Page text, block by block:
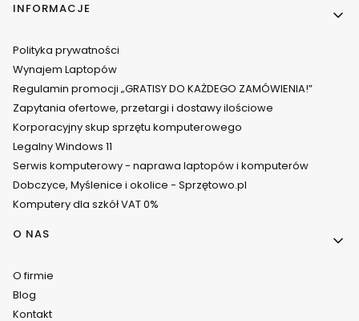
INFORMACJE
Polityka prywatności
Wynajem Laptopów
Regulamin promocji „GRATISY DO KAŻDEGO ZAMÓWIENIA!”
Zapytania ofertowe, przetargi i dostawy ilościowe
Korporacyjny skup sprzętu komputerowego
Legalny Windows 11
Serwis komputerowy - naprawa laptopów i komputerów
Dobczyce, Myślenice i okolice - Sprzętowo.pl
Komputery dla szkół VAT 0%
O NAS
O firmie
Blog
Kontakt